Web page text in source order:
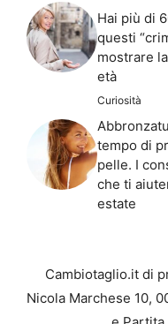
Hai più di
questi
mostrare
età
Curiosità
tempo di
pelle. I
che ti
estate
Cambiotaglio.it di
Nicola Marchese 10,